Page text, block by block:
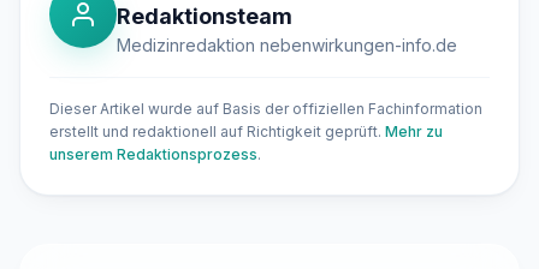
Redaktionsteam
Medizinredaktion nebenwirkungen-info.de
Dieser Artikel wurde auf Basis der offiziellen Fachinformation
erstellt und redaktionell auf Richtigkeit geprüft. Mehr zu
unserem Redaktionsprozess.